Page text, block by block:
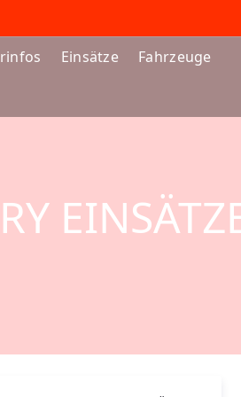
Einsätze Fahrzeuge